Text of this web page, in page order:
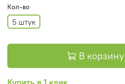
Кол-во
5 штук
В корзину